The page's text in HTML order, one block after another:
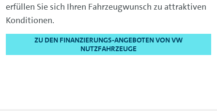
erfüllen Sie sich Ihren Fahrzeugwunsch zu attraktiven
Konditionen.
ZU DEN FINANZIERUNGS-ANGEBOTEN VON VW
NUTZFAHRZEUGE